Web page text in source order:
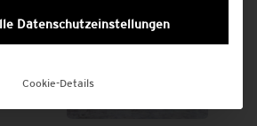
Datenschutzeinstellungen
Cookie-Details